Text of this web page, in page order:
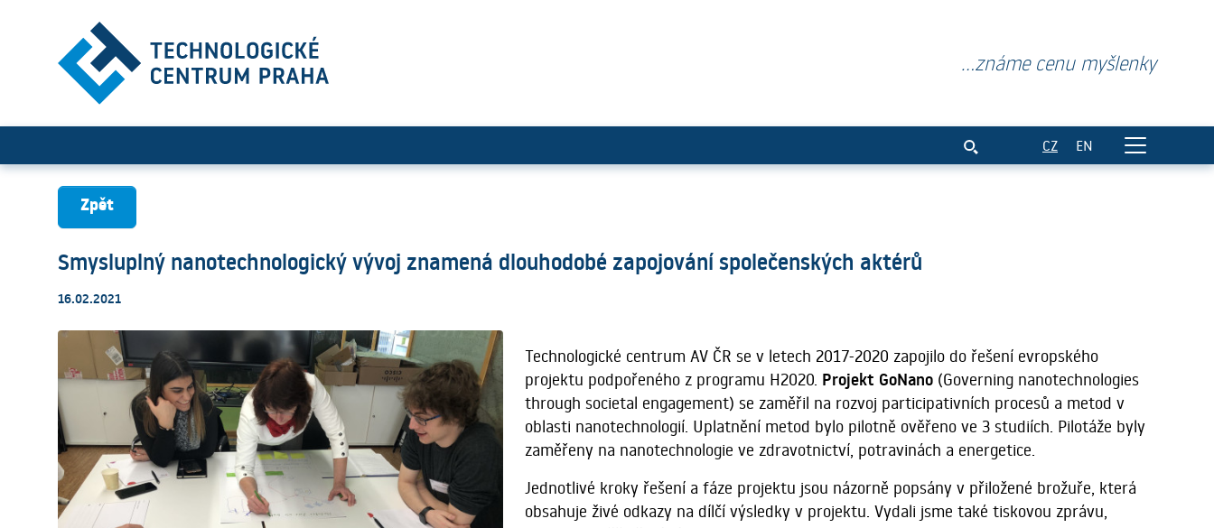
Smysluplný nanotechnologický vývoj znamená dlouhodobé zapojování společenských
...známe cenu myšlenky
CZ EN
Zpět
Smysluplný nanotechnologický vývoj znamená dlouhodobé zapojování společenských aktérů
16.02.2021
Technologické centrum AV ČR se v letech 2017-2020 zapojilo do řešení evropského
projektu podpořeného z programu H2020. Projekt GoNano(Governing nanotechnologies
through societal engagement) se zaměřil na rozvoj participativních procesů a metod v
oblasti nanotechnologií. Uplatnění metod bylo pilotně ověřeno ve 3 studiích. Pilotáže byly
zaměřeny na nanotechnologie ve zdravotnictví, potravinách a energetice.
Jednotlivé kroky řešení a fáze projektu jsou názorně popsány v přiložené brožuře, která
obsahuje živé odkazy na dílčí výsledky v projektu. Vydali jsme také tiskovou zprávu,